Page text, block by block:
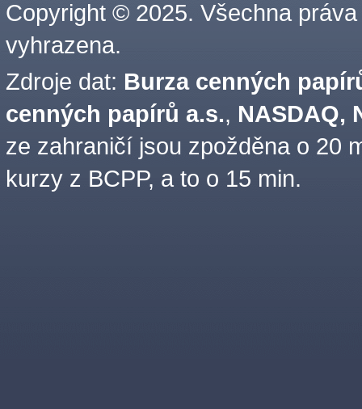
Copyright © 2025. Všechna práva
vyhrazena.
Zdroje dat: Burza cenných
cenných papírů a.s., NASDAQ,
ze zahraničí jsou zpožděna o 20
kurzy z BCPP, a to o 15 min.